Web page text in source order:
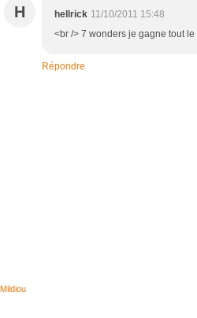
H hellrick 11/10/2011 15:48
<br /> 7 wonders je gagne tout
Répondre
Mildiou